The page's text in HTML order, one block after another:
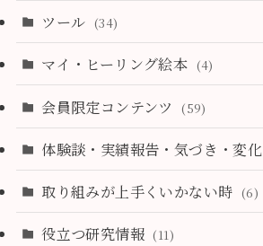
ツール (34)
マイ・ヒーリング絵本 (4)
会員限定コンテンツ (59)
体験談・実績報告・気づき・変化
取り組みが上手くいかない時 (6)
役立つ研究情報 (11)